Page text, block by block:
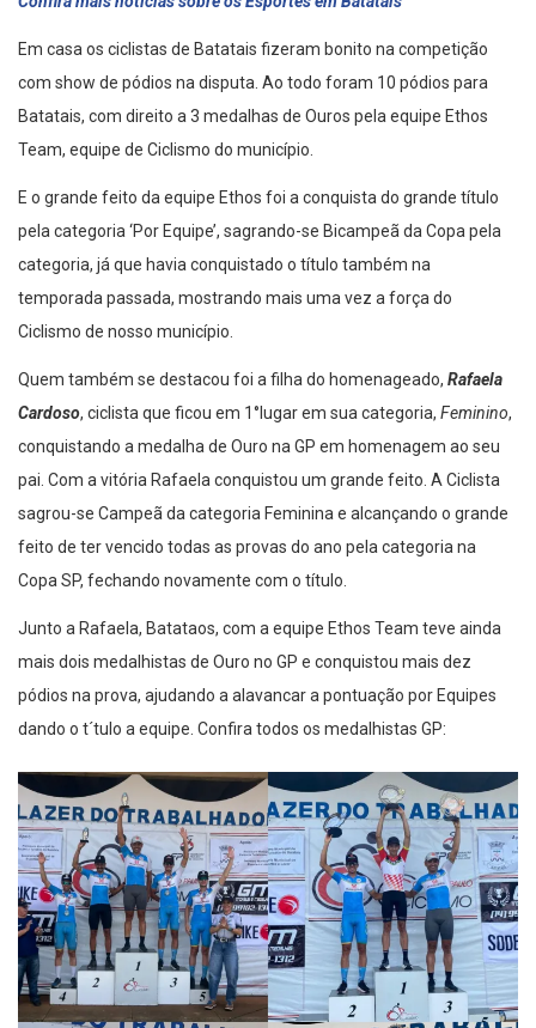
Confira mais notícias sobre os Esportes em Batatais
Em casa os ciclistas de Batatais fizeram bonito na competição
com show de pódios na disputa. Ao todo foram 10 pódios para
Batatais, com direito a 3 medalhas de Ouros pela equipe Ethos
Team, equipe de Ciclismo do município.
E o grande feito da equipe Ethos foi a conquista do grande título
pela categoria ‘Por Equipe’, sagrando-se Bicampeã da Copa pela
categoria, já que havia conquistado o título também na
temporada passada, mostrando mais uma vez a força do
Ciclismo de nosso município.
Quem também se destacou foi a filha do homenageado, Rafaela
Cardoso, ciclista que ficou em 1°lugar em sua categoria, Feminino,
conquistando a medalha de Ouro na GP em homenagem ao seu
pai. Com a vitória Rafaela conquistou um grande feito. A Ciclista
sagrou-se Campeã da categoria Feminina e alcançando o grande
feito de ter vencido todas as provas do ano pela categoria na
Copa SP, fechando novamente com o título.
Junto a Rafaela, Batataos, com a equipe Ethos Team teve ainda
mais dois medalhistas de Ouro no GP e conquistou mais dez
pódios na prova, ajudando a alavancar a pontuação por Equipes
dando o t´tulo a equipe. Confira todos os medalhistas GP: